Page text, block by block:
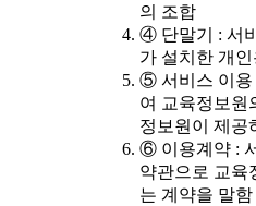
의 조합
④ 단말기 : 서
가 설치한 개인
⑤ 서비스 이용
여 교육정보원
정보원이 제공
⑥ 이용계약 :
약관으로 교육
는 계약을 말함